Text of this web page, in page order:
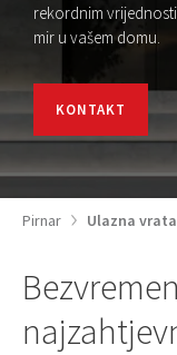
Pirnar Ulazna vrata
rekordnim
mir u vašem domu.
KONTAKT